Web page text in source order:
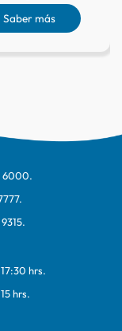
Saber más
6000.
.
.
hrs.
hrs.